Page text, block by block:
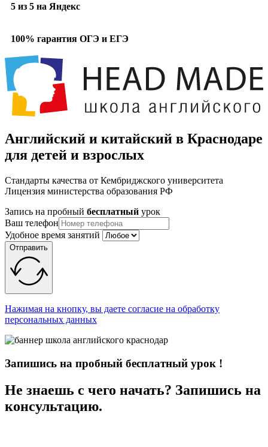
5 из 5 на Яндекс
100% гарантия ОГЭ и ЕГЭ
Английский и китайский в Краснодаре
для детей и взрослых
Стандарты качества от Кембриджского университета
Лицензия министерства образования РФ
Запись на пробный бесплатный урок
Ваш телефон
Удобное время занятий
Отправить
Нажимая на кнопку, вы даете согласие на обработку
персональных данных
Запишись на пробный бесплатный урок !
Не знаешь с чего начать? Запишись на
консультацию.